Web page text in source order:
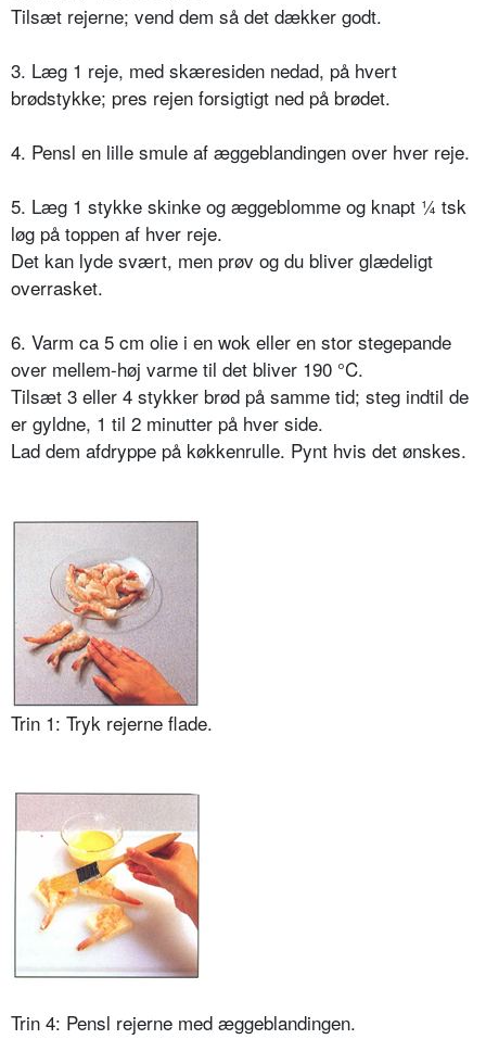
Tilsæt rejerne; vend dem så det dækker godt.
3. Læg 1 reje, med skæresiden nedad, på hvert
brødstykke; pres rejen forsigtigt ned på brødet.
4. Pensl en lille smule af æggeblandingen over hver reje.
5. Læg 1 stykke skinke og æggeblomme og knapt ¼ tsk
løg på toppen af hver reje.
Det kan lyde svært, men prøv og du bliver glædeligt
overrasket.
6. Varm ca 5 cm olie i en wok eller en stor stegepande
over mellem-høj varme til det bliver 190 °C.
Tilsæt 3 eller 4 stykker brød på samme tid; steg indtil de
er gyldne, 1 til 2 minutter på hver side.
Lad dem afdryppe på køkkenrulle. Pynt hvis det ønskes.
Trin 1: Tryk rejerne flade.
Trin 4: Pensl rejerne med æggeblandingen.